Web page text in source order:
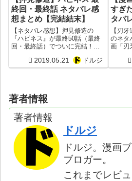
終回・最終話 ネタバレ感
想まとめ【完結結末】
【ネタバレ感想】押見修造の
『ハピネス』が最終50話（最終
回・最終話）でついに完結！ハ
底考察してみた！果たして岡崎
誠,五所雪子とノラの運命は？
2019.05.21 ドルジ
すぎ
タバ
め度
あり
【刃
のネタ
画「刃
た！
は少年
著者情報
著者情報
ドルジ
ドルジ。漫画
ブロガー。
これまでレビ